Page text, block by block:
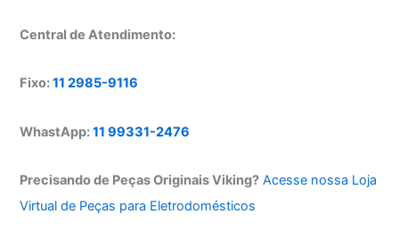
Central de Atendimento:
Fixo:11 2985-9116
WhastApp:11 99331-2476
Precisando de Peças Originais Viking? Acesse nossa Loja
Virtual de Peças para Eletrodomésticos